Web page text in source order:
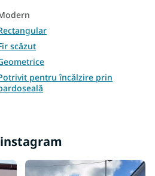
scăzut
pentru încălzire prin